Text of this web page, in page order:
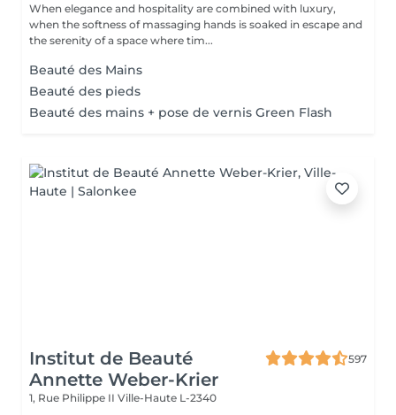
When elegance and hospitality are combined with luxury,
when the softness of massaging hands is soaked in escape and
the serenity of a space where tim...
Beauté des Mains
Beauté des pieds
Beauté des mains + pose de vernis Green Flash
Institut de Beauté
Annette Weber-Krier
597
1, Rue Philippe II Ville-Haute L-2340